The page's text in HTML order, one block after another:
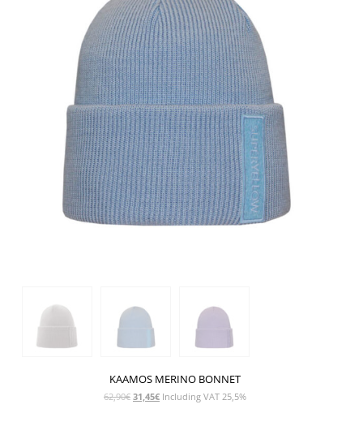
KAAMOS MERINO BONNET
62,90€ Le
31,45€LeIncluding VAT 25,5%